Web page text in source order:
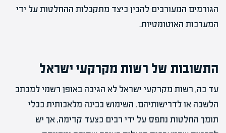
הגורמים המעורבים להבין כיצד מתקבלות ההחלטות על ידי
המערכות האוטומטיות.
התשובות של רשות מקרקעי ישראל
עד כה, רשות מקרקעי ישראל לא הגיבה באופן רשמי למכתב
הלשכה או לדרישותיהם. השימוש בבינה מלאכותית ככלי
תומך החלטות נתפס על ידי רבים כצעד קדימה, אך יש